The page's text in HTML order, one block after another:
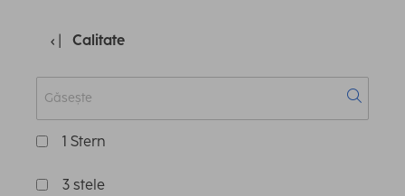
Calitate
1 Stern
3 stele